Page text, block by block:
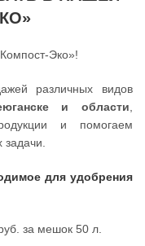
Эко»!
различных видов
и области
и помогаем
для удобрения
за мешок 50 л.